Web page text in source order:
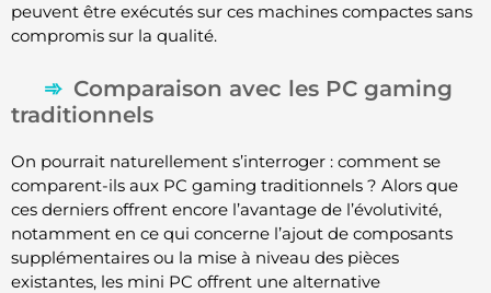
peuvent être exécutés sur ces machines compactes sans
compromis sur la qualité.
Comparaison avec les PC gaming
traditionnels
On pourrait naturellement s’interroger : comment se
comparent-ils aux PC gaming traditionnels ? Alors que
ces derniers offrent encore l’avantage de l’évolutivité,
notamment en ce qui concerne l’ajout de composants
supplémentaires ou la mise à niveau des pièces
existantes, les mini PC offrent une alternative